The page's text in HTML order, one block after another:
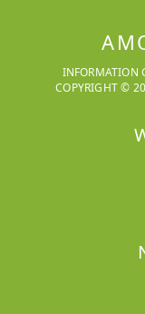
INFORMATION
COPYRIGHT ©